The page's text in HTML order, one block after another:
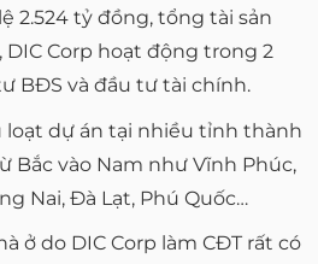
2.524 tỷ đồng, tổng tài sản
DIC Corp hoạt động trong 2
BĐS và đầu tư tài chính.
loạt dự án tại nhiều tỉnh thành
Bắc vào Nam như Vĩnh Phúc,
Nai, Đà Lạt, Phú Quốc…
ở do DIC Corp làm CĐT rất có